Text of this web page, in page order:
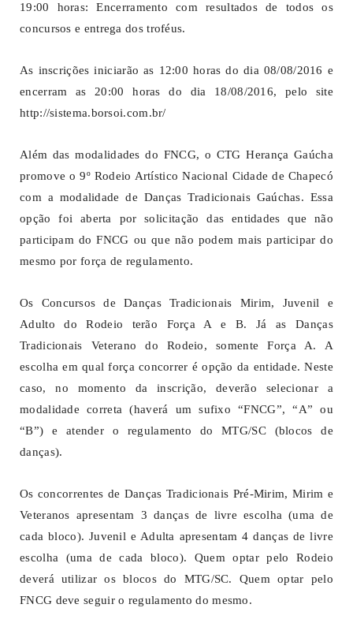
19:00 horas: Encerramento com resultados de todos os
concursos e entrega dos troféus.
As inscrições iniciarão as 12:00 horas do dia 08/08/2016 e
encerram as 20:00 horas do dia 18/08/2016, pelo site
http://sistema.borsoi.com.br/
Além das modalidades do FNCG, o CTG Herança Gaúcha
promove o 9º Rodeio Artístico Nacional Cidade de Chapecó
com a modalidade de Danças Tradicionais Gaúchas. Essa
opção foi aberta por solicitação das entidades que não
participam do FNCG ou que não podem mais participar do
mesmo por força de regulamento.
Os Concursos de Danças Tradicionais Mirim, Juvenil e
Adulto do Rodeio terão Força A e B. Já as Danças
Tradicionais Veterano do Rodeio, somente Força A. A
escolha em qual força concorrer é opção da entidade. Neste
caso, no momento da inscrição, deverão selecionar a
modalidade correta (haverá um sufixo “FNCG”, “A” ou
“B”) e atender o regulamento do MTG/SC (blocos de
danças).
Os concorrentes de Danças Tradicionais Pré-Mirim, Mirim e
Veteranos apresentam 3 danças de livre escolha (uma de
cada bloco). Juvenil e Adulta apresentam 4 danças de livre
escolha (uma de cada bloco). Quem optar pelo Rodeio
deverá utilizar os blocos do MTG/SC. Quem optar pelo
FNCG deve seguir o regulamento do mesmo.